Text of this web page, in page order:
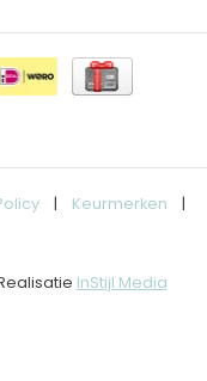
| Keurmerken
|
InStijl Media